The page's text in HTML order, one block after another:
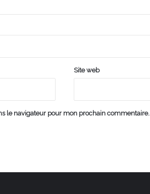
Site web
le navigateur pour mon prochain commentaire.